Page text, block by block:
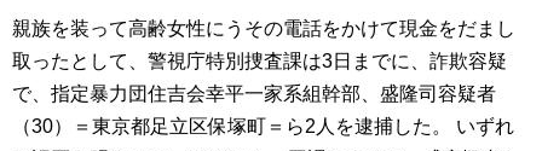
親族を装って高齢女性にうその電話をかけて現金をだまし
取ったとして、警視庁特別捜査課は3日までに、詐欺容疑
で、指定暴力団住吉会幸平一家系組幹部、盛隆司容疑者
（30）＝東京都足立区保塚町＝ら2人を逮捕した。 いずれ